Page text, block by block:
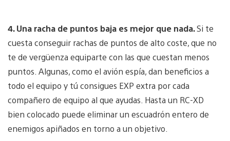
4. Una racha de puntos baja es mejor que nada.Si te
cuesta conseguir rachas de puntos de alto coste, que no
te de vergüenza equiparte con las que cuestan menos
puntos. Algunas, como el avión espía, dan beneficios a
todo el equipo y tú consigues EXP extra por cada
compañero de equipo al que ayudas. Hasta un RC-XD
bien colocado puede eliminar un escuadrón entero de
enemigos apiñados en torno a un objetivo.